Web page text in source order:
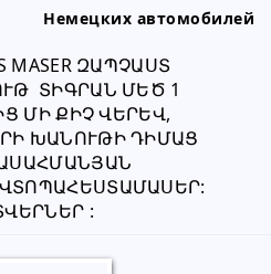
Немецких автомобилей
ՏԻԳՐԱՆ ՄԵԾ 1
ՄԻ ՔԻՉ ՎԵՐԵՎ,
ԽԱՆՈՒԹԻ ԴԻՄԱՑ
: